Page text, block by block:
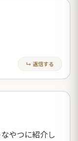
↳ 返信する
やつに紹介し